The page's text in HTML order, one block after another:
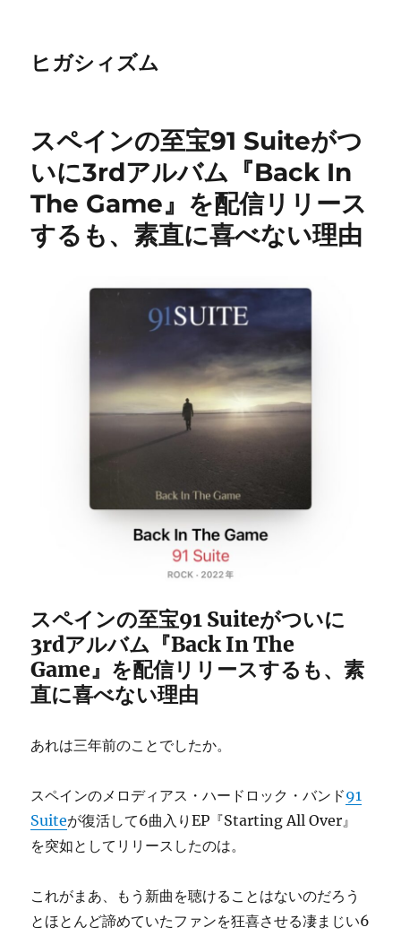
ヒガシィズム
スペインの至宝91 Suiteがつ
いに3rdアルバム『Back In
The Game』を配信リリース
するも、素直に喜べない理由
スペインの至宝91 Suiteがついに
3rdアルバム『Back In The
Game』を配信リリースするも、素
直に喜べない理由
あれは三年前のことでしたか。
スペインのメロディアス・ハードロック・バンド91
Suiteが復活して6曲入りEP『Starting All Over』
を突如としてリリースしたのは。
これがまあ、もう新曲を聴けることはないのだろう
とほとんど諦めていたファンを狂喜させる凄まじい6